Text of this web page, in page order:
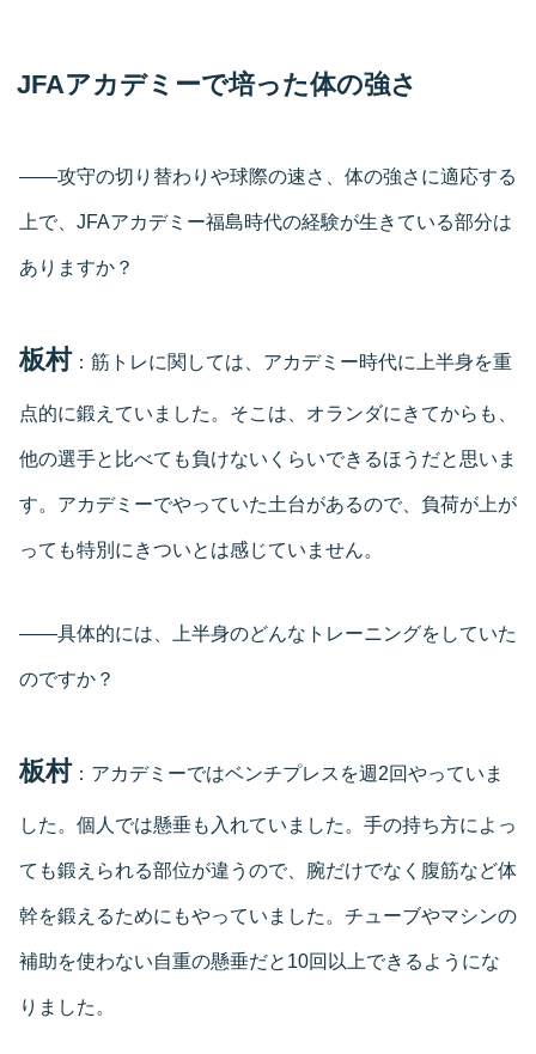
JFAアカデミーで培った体の強さ
――攻守の切り替わりや球際の速さ、体の強さに適応する
上で、JFAアカデミー福島時代の経験が生きている部分は
ありますか？
板村 ：筋トレに関しては、アカデミー時代に上半身を重
点的に鍛えていました。そこは、オランダにきてからも、
他の選手と比べても負けないくらいできるほうだと思いま
す。アカデミーでやっていた土台があるので、負荷が上が
っても特別にきついとは感じていません。
――具体的には、上半身のどんなトレーニングをしていた
のですか？
板村 ：アカデミーではベンチプレスを週2回やっていま
した。個人では懸垂も入れていました。手の持ち方によっ
ても鍛えられる部位が違うので、腕だけでなく腹筋など体
幹を鍛えるためにもやっていました。チューブやマシンの
補助を使わない自重の懸垂だと10回以上できるようにな
りました。